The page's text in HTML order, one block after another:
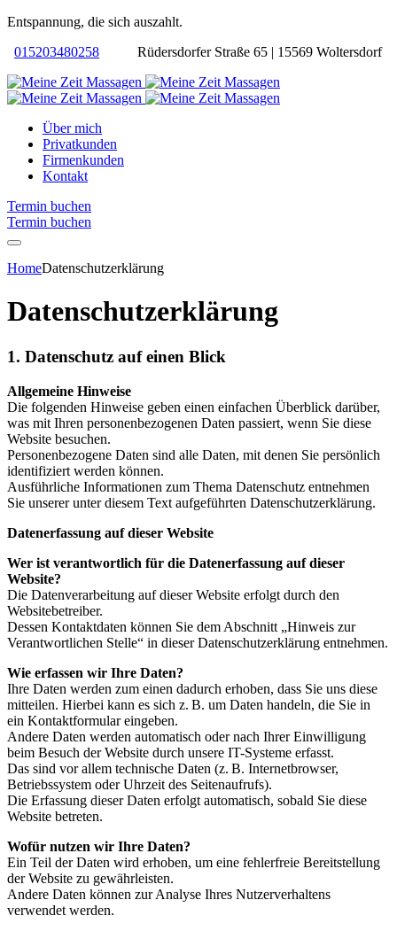
Entspannung, die sich auszahlt.
015203480258
Rüdersdorfer Straße 65 | 15569 Woltersdorf
Über mich
Privatkunden
Firmenkunden
Kontakt
Termin buchen
Termin buchen
HomeDatenschutzerklärung
Datenschutzerklärung
1. Datenschutz auf einen Blick
Allgemeine Hinweise
Die folgenden Hinweise geben einen einfachen Überblick darüber,
was mit Ihren personenbezogenen Daten passiert, wenn Sie diese
Website besuchen.
Personenbezogene Daten sind alle Daten, mit denen Sie persönlich
identifiziert werden können.
Ausführliche Informationen zum Thema Datenschutz entnehmen
Sie unserer unter diesem Text aufgeführten Datenschutzerklärung.
Datenerfassung auf dieser Website
Wer ist verantwortlich für die Datenerfassung auf dieser
Website?
Die Datenverarbeitung auf dieser Website erfolgt durch den
Websitebetreiber.
Dessen Kontaktdaten können Sie dem Abschnitt „Hinweis zur
Verantwortlichen Stelle“ in dieser Datenschutzerklärung entnehmen.
Wie erfassen wir Ihre Daten?
Ihre Daten werden zum einen dadurch erhoben, dass Sie uns diese
mitteilen. Hierbei kann es sich z. B. um Daten handeln, die Sie in
ein Kontaktformular eingeben.
Andere Daten werden automatisch oder nach Ihrer Einwilligung
beim Besuch der Website durch unsere IT-Systeme erfasst.
Das sind vor allem technische Daten (z. B. Internetbrowser,
Betriebssystem oder Uhrzeit des Seitenaufrufs).
Die Erfassung dieser Daten erfolgt automatisch, sobald Sie diese
Website betreten.
Wofür nutzen wir Ihre Daten?
Ein Teil der Daten wird erhoben, um eine fehlerfreie Bereitstellung
der Website zu gewährleisten.
Andere Daten können zur Analyse Ihres Nutzerverhaltens
verwendet werden.